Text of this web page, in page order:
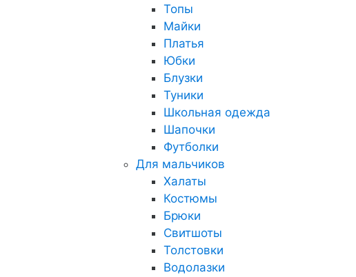
Топы
Майки
Платья
Юбки
Блузки
Туники
Школьная одежда
Шапочки
Футболки
Для мальчиков
Халаты
Костюмы
Брюки
Свитшоты
Толстовки
Водолазки